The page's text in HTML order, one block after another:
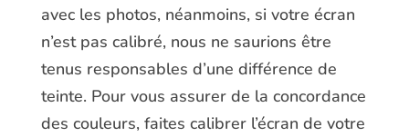
avec les photos, néanmoins, si votre écran
n’est pas calibré, nous ne saurions être
tenus responsables d’une différence de
teinte. Pour vous assurer de la concordance
des couleurs, faites calibrer l’écran de votre